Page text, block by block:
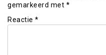
gemarkeerd met *
Reactie *